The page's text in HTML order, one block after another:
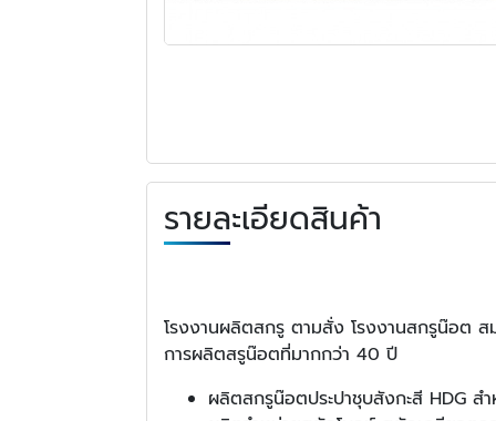
รายละเอียดสินค้า
โรงงานผลิตสกรู ตามสั่ง โรงงานสกรูน๊อต
การผลิตสรูน๊อตที่มากกว่า 40 ปี
ผลิตสกรูน๊อตประปาชุบสังกะสี HDG ส